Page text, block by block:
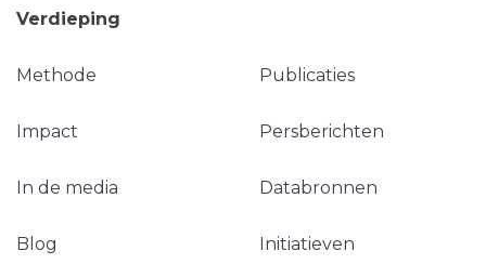
Verdieping
Methode Publicaties
Impact Persberichten
In de media Databronnen
Blog Initiatieven